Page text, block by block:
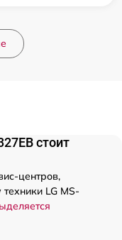
стоит
центров,
LG MS-